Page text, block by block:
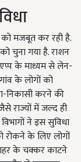
को मजबूत कर रही है.
चुना गया है. राशन
एप्प के माध्यम से लेन-
के लोगों को
निकासी करने की
राज्यों में जल्द ही
ने इस सुविधा
रोकने के लिए लोगों
के चक्कर काटने